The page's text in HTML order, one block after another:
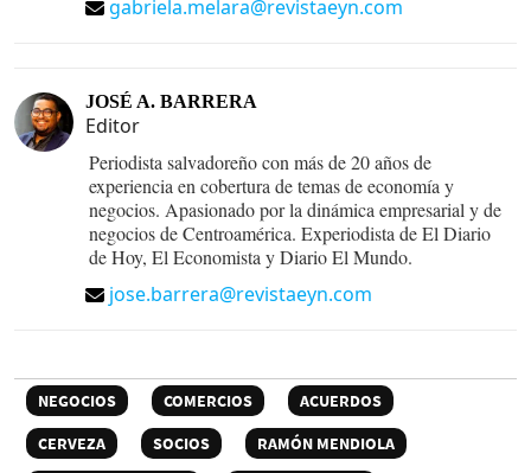
gabriela.melara@revistaeyn.com
JOSÉ A. BARRERA
Editor
Periodista salvadoreño con más de 20 años de
experiencia en cobertura de temas de economía y
negocios. Apasionado por la dinámica empresarial y de
negocios de Centroamérica. Experiodista de El Diario
de Hoy, El Economista y Diario El Mundo.
jose.barrera@revistaeyn.com
NEGOCIOS COMERCIOS
ACUERDOS
CERVEZA
SOCIOS
RAMÓN MENDIOLA